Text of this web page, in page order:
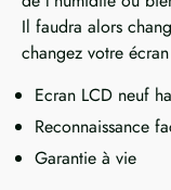
Il faudra alors
changez votre
Ecran LCD neuf
Reconnaissance
Garantie à vie